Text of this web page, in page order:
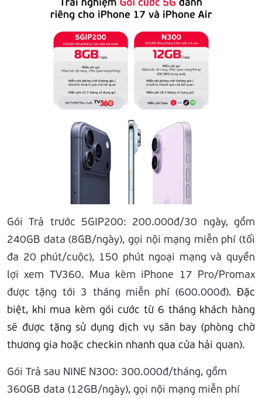
Gói Trả trước 5GIP200: 200.000đ/30 ngày, gồm
240GB data (8GB/ngày), gọi nội mạng miễn phí (tối
đa 20 phút/cuộc), 150 phút ngoại mạng và quyền
lợi xem TV360. Mua kèm iPhone 17 Pro/Promax
được tặng tới 3 tháng miễn phí (600.000đ). Đặc
biệt, khi mua kèm gói cước từ 6 tháng khách hàng
sẽ được tặng sử dụng dịch vụ sân bay (phòng chờ
thương gia hoặc checkin nhanh qua cửa hải quan).
Gói Trả sau NINE N300: 300.000đ/tháng, gồm
360GB data (12GB/ngày), gọi nội mạng miễn phí